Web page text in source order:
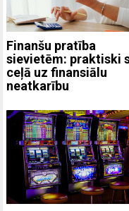
Finanšu pratība
sievietēm: praktiski
ceļā uz finansiālu
neatkarību